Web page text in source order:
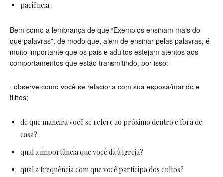
paciência.
Bem como a lembrança de que “Exemplos ensinam mais do
que palavras”, de modo que, além de ensinar pelas palavras, é
muito importante que os pais e adultos estejam atentos aos
comportamentos que estão transmitindo, por isso:
· observe como você se relaciona com sua esposa/marido e
filhos;
de que maneira você se refere ao próximo dentro e fora de
casa?
qual a importância que você dá à igreja?
qual a frequência com que você participa dos cultos?